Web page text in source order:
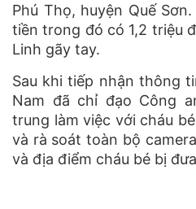
Phú Thọ, huyện Quế
tiền trong đó có 1,2 triệu
Linh gãy tay.
Sau khi tiếp nhận thông
Nam đã chỉ đạo Công
trung làm việc với cháu
và rà soát toàn bộ
và địa điểm cháu bé bị